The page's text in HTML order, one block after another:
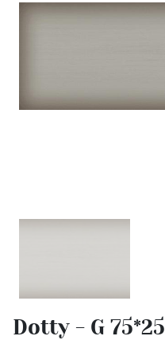
Dotty - G 75*25